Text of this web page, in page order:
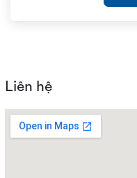
Liên hệ